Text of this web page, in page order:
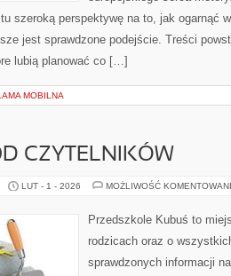
szeroką perspektywę na to, jak ogarnąć
jest sprawdzone podejście. Treści
lubią planować co […]
MOBILNA
CZYTELNIKÓW
LUT - 1 - 2026 MOŻLIWOŚĆ
Przedszkole Kubuś to
rodzicach oraz o
sprawdzonych informacji